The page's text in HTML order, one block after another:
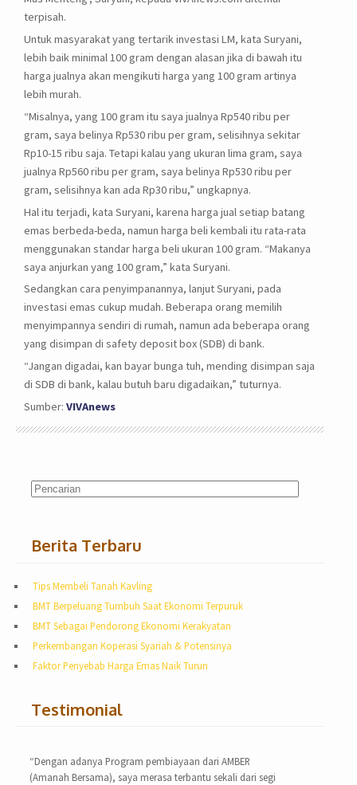
terpisah.
Untuk masyarakat yang tertarik investasi LM, kata Suryani,
lebih baik minimal 100 gram dengan alasan jika di bawah itu
harga jualnya akan mengikuti harga yang 100 gram artinya
lebih murah.
“Misalnya, yang 100 gram itu saya jualnya Rp540 ribu per
gram, saya belinya Rp530 ribu per gram, selisihnya sekitar
Rp10-15 ribu saja. Tetapi kalau yang ukuran lima gram, saya
jualnya Rp560 ribu per gram, saya belinya Rp530 ribu per
gram, selisihnya kan ada Rp30 ribu,” ungkapnya.
Hal itu terjadi, kata Suryani, karena harga jual setiap batang
emas berbeda-beda, namun harga beli kembali itu rata-rata
menggunakan standar harga beli ukuran 100 gram. “Makanya
saya anjurkan yang 100 gram,” kata Suryani.
Sedangkan cara penyimpanannya, lanjut Suryani, pada
investasi emas cukup mudah. Beberapa orang memilih
menyimpannya sendiri di rumah, namun ada beberapa orang
yang disimpan di safety deposit box (SDB) di bank.
“Jangan digadai, kan bayar bunga tuh, mending disimpan saja
di SDB di bank, kalau butuh baru digadaikan,” tuturnya.
Sumber: VIVAnews
Berita Terbaru
Tips Membeli Tanah Kavling
BMT Berpeluang Tumbuh Saat Ekonomi Terpuruk
BMT Sebagai Pendorong Ekonomi Kerakyatan
Perkembangan Koperasi Syariah & Potensinya
Faktor Penyebab Harga Emas Naik Turun
Testimonial
“Dengan adanya Program pembiayaan dari AMBER
(Amanah Bersama), saya merasa terbantu sekali dari segi